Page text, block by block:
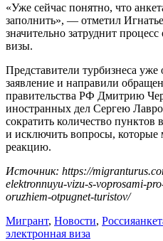
«Уже сейчас понятно, что
заполнить», — отметил
значительно затруднит
визы.
Представители турбизнеса
заявление и направили
правительства РФ Дмитрию
иностранных дел Сергею
сократить количество пунктов
и исключить вопросы, которые
реакцию.
Источник: https://
elektronnuyu-vizu-s-voprosami-
oruzhiem-otpugnet-turistov/
Мигрант, Новости, Россия
электронная виза